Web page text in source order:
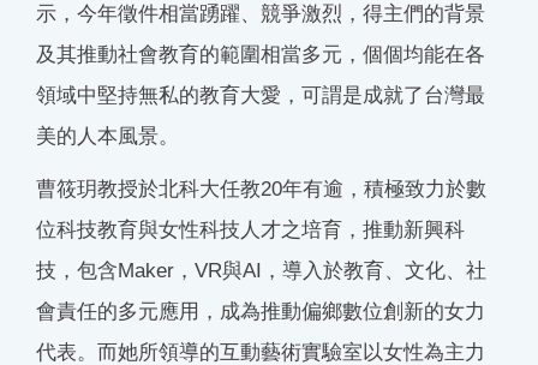
示，今年徵件相當踴躍、競爭激烈，得主們的背景
及其推動社會教育的範圍相當多元，個個均能在各
領域中堅持無私的教育大愛，可謂是成就了台灣最
美的人本風景。
曹筱玥教授於北科大任教20年有逾，積極致力於數
位科技教育與女性科技人才之培育，推動新興科
技，包含Maker，VR與AI，導入於教育、文化、社
會責任的多元應用，成為推動偏鄉數位創新的女力
代表。而她所領導的互動藝術實驗室以女性為主力